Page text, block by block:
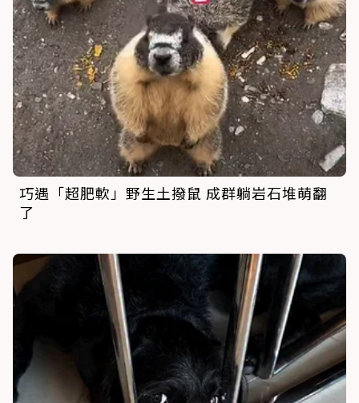
巧遇「超肥軟」野生土撥鼠 成群躺岩石堆萌翻
了